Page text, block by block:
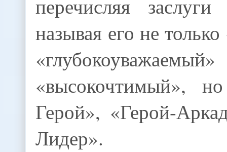
перечисляя
называя его не
«высокочтимый»,
Герой», «Герой-
Лидер».